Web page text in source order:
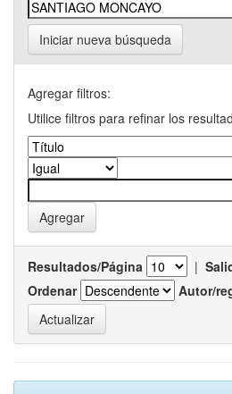
Iniciar nueva búsqueda
Agregar filtros:
Utilice filtros para refinar los
Resultados/Página |
Ordenar
Autor/